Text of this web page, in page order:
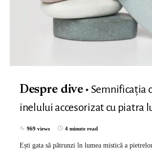
Despre dive
Semnificația
inelului accesorizat cu piatra
969 views 4 minute read
Ești gata să pătrunzi în lumea mistică a